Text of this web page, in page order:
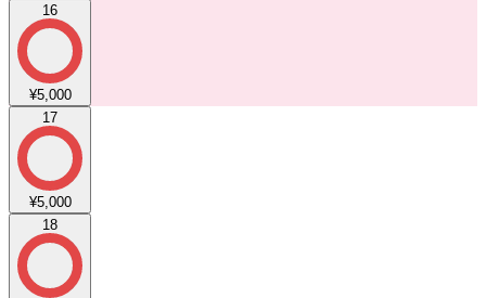
16
¥5,000
17
¥5,000
18